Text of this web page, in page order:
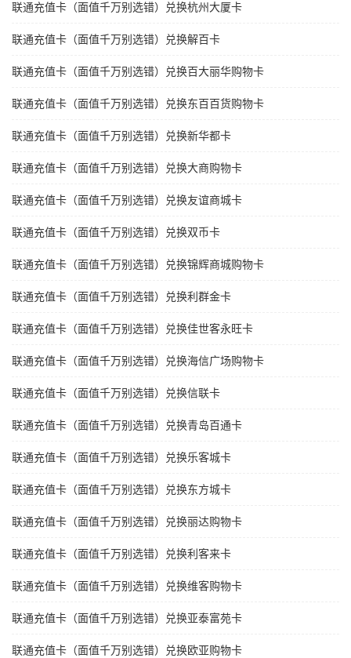
联通充值卡（面值千万别选错）兑换杭州大厦卡
联通充值卡（面值千万别选错）兑换解百卡
联通充值卡（面值千万别选错）兑换百大丽华购物卡
联通充值卡（面值千万别选错）兑换东百百货购物卡
联通充值卡（面值千万别选错）兑换新华都卡
联通充值卡（面值千万别选错）兑换大商购物卡
联通充值卡（面值千万别选错）兑换友谊商城卡
联通充值卡（面值千万别选错）兑换双币卡
联通充值卡（面值千万别选错）兑换锦辉商城购物卡
联通充值卡（面值千万别选错）兑换利群金卡
联通充值卡（面值千万别选错）兑换佳世客永旺卡
联通充值卡（面值千万别选错）兑换海信广场购物卡
联通充值卡（面值千万别选错）兑换信联卡
联通充值卡（面值千万别选错）兑换青岛百通卡
联通充值卡（面值千万别选错）兑换乐客城卡
联通充值卡（面值千万别选错）兑换东方城卡
联通充值卡（面值千万别选错）兑换丽达购物卡
联通充值卡（面值千万别选错）兑换利客来卡
联通充值卡（面值千万别选错）兑换维客购物卡
联通充值卡（面值千万别选错）兑换亚泰富苑卡
联通充值卡（面值千万别选错）兑换欧亚购物卡